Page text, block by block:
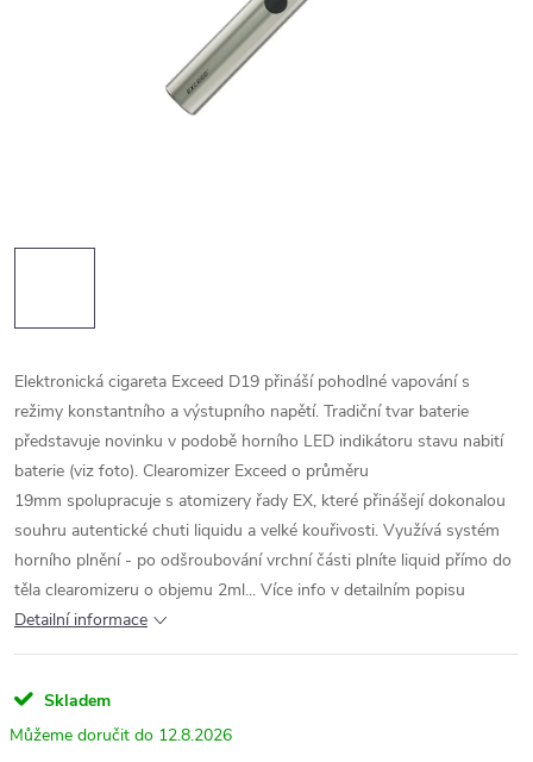
Elektronická cigareta Exceed D19 přináší pohodlné vapování s
režimy konstantního a výstupního napětí. Tradiční tvar baterie
představuje novinku v podobě horního LED indikátoru stavu nabití
baterie (viz foto). Clearomizer Exceed o průměru
19mm spolupracuje s atomizery řady EX, které přinášejí dokonalou
souhru autentické chuti liquidu a velké kouřivosti. Využívá systém
horního plnění - po odšroubování vrchní části plníte liquid přímo do
těla clearomizeru o objemu 2ml... Více info v detailním popisu
Detailní informace
Skladem
12.8.2026